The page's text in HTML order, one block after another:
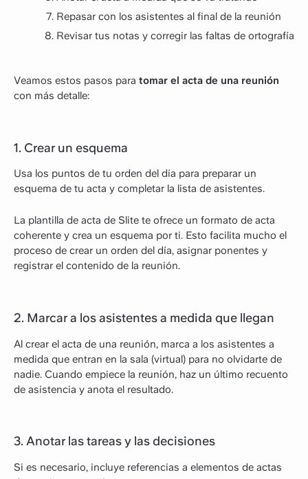
Repasar con los asistentes al final de la reunión
Revisar tus notas y corregir las faltas de ortografía
Veamos estos pasos para tomar el acta de una reunión
con más detalle:
1. Crear un esquema
Usa los puntos de tu orden del día para preparar un
esquema de tu acta y completar la lista de asistentes.
La plantilla de acta de Slite te ofrece un formato de acta
coherente y crea un esquema por ti. Esto facilita mucho el
proceso de crear un orden del día, asignar ponentes y
registrar el contenido de la reunión.
2. Marcar a los asistentes a medida que llegan
Al crear el acta de una reunión, marca a los asistentes a
medida que entran en la sala (virtual) para no olvidarte de
nadie. Cuando empiece la reunión, haz un último recuento
de asistencia y anota el resultado.
3. Anotar las tareas y las decisiones
Si es necesario, incluye referencias a elementos de actas